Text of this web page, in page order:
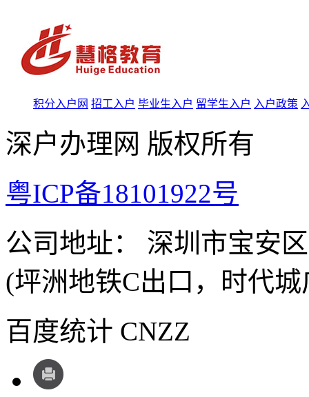
积分入户网 招工入户 毕业生入户 留学生入户 入户政策
深户办理网 版权所有
粤ICP备18101922号
公司地址： 深圳市宝安
(坪洲地铁C出口，时代
百度统计 CNZZ